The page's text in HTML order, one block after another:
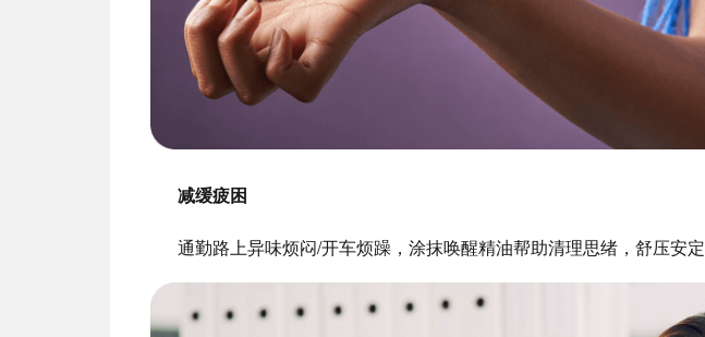
减缓疲困
通勤路上异味烦闷/开车烦躁，涂抹唤醒精油帮助清理思绪，舒压安定